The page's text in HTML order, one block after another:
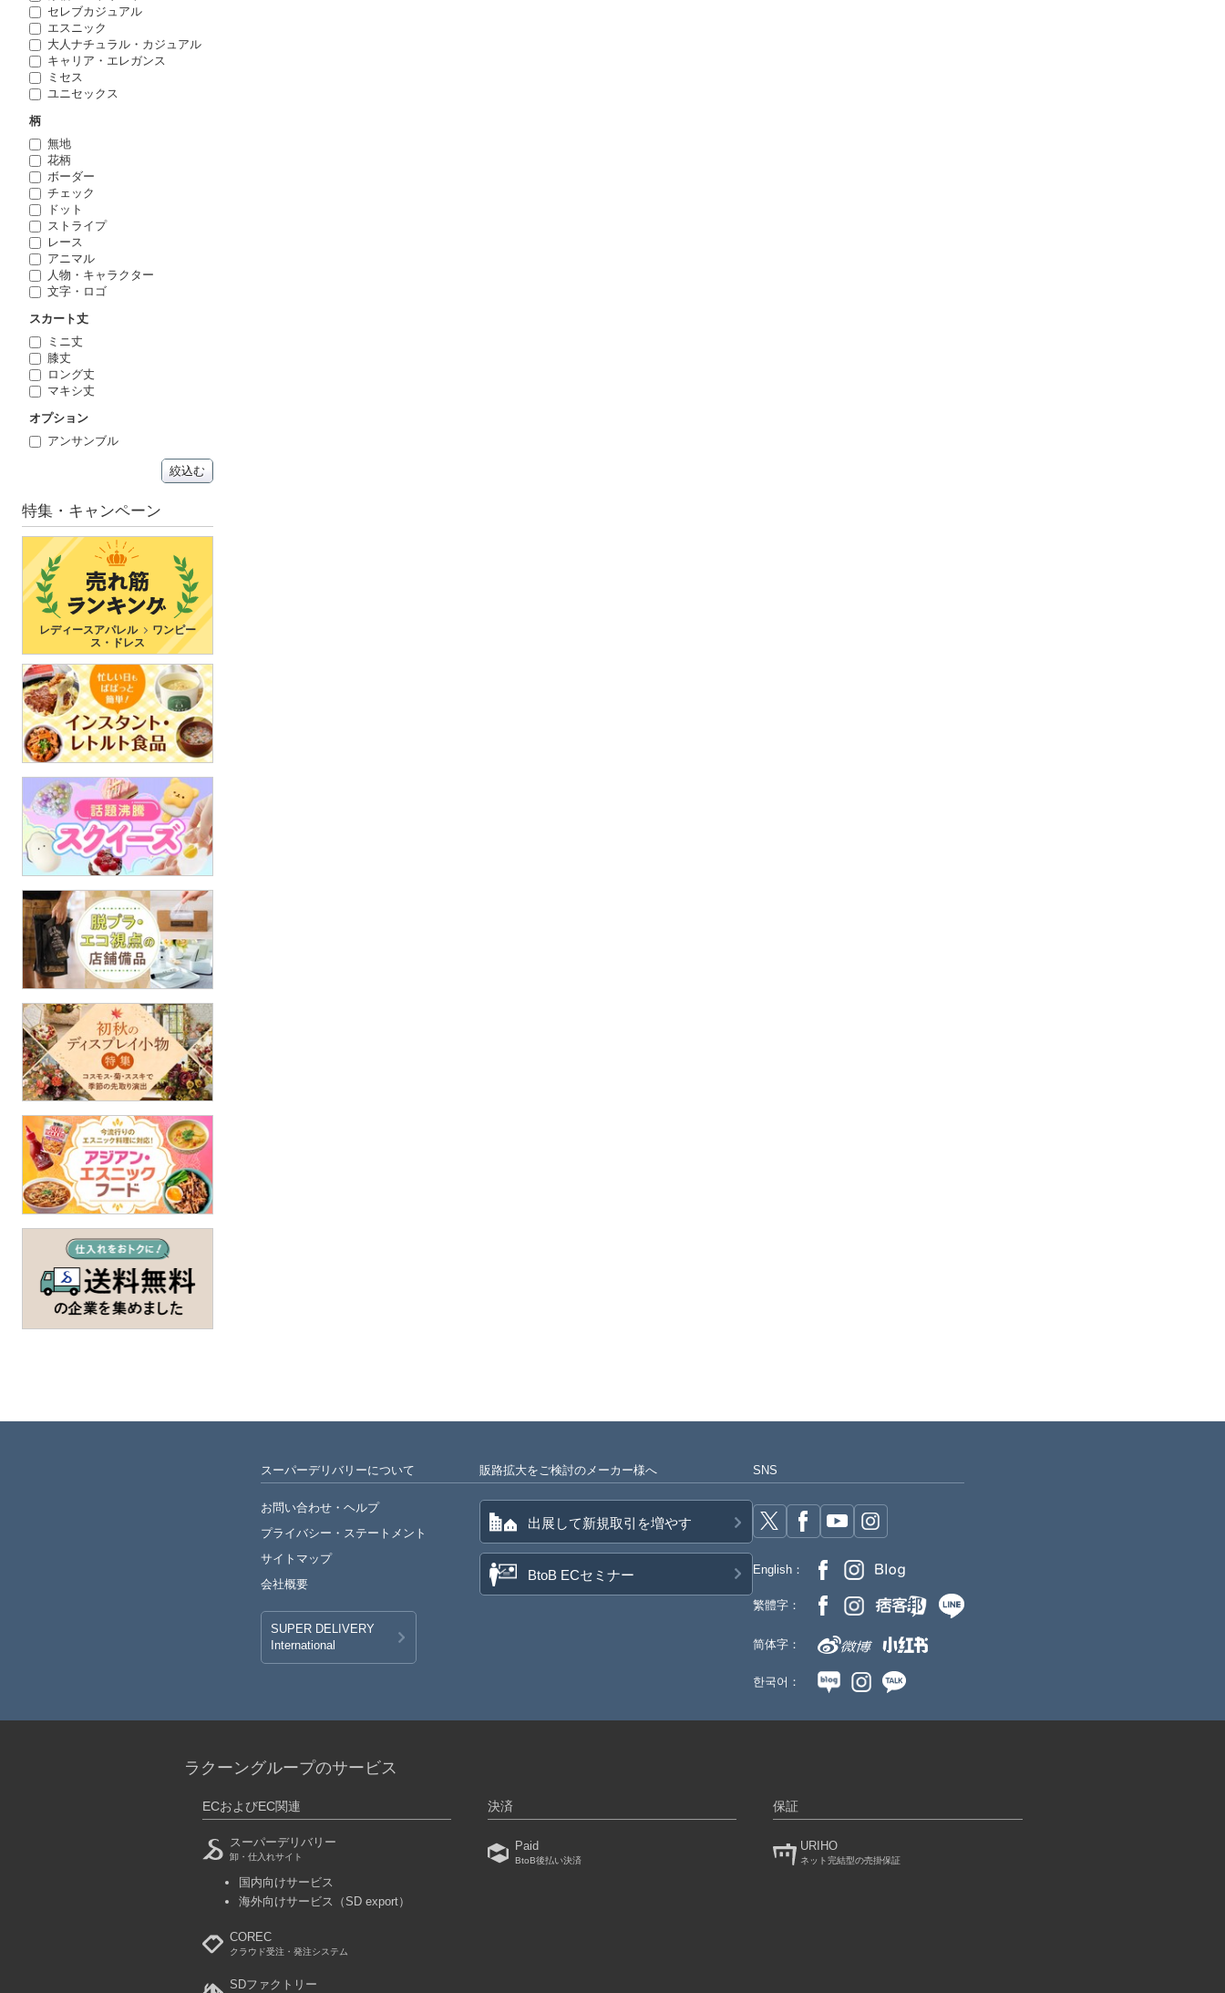
セレブカジュアル
エスニック
大人ナチュラル・カジュアル
キャリア・エレガンス
ミセス
ユニセックス
柄
無地
花柄
ボーダー
チェック
ドット
ストライプ
レース
アニマル
人物・キャラクター
文字・ロゴ
スカート丈
ミニ丈
膝丈
ロング丈
マキシ丈
オプション
アンサンブル
絞込む
特集・キャンペーン
レディースアパレル
ワンピー
ス・ドレス
スーパーデリバリーについて
お問い合わせ・ヘルプ
プライバシー・ ステートメント
サイトマップ
会社概要
SUPER DELIVERY
International
販路拡大をご検討のメーカー様へ
出展して新規取引を増やす
BtoB ECセミナー
SNS
English：
繁體字：
简体字：
한국어：
ラクーングループのサービス
ECおよびEC関連
スーパーデリバリー
卸・仕入れサイト
国内向けサービス
海外向けサービス
（SD export）
COREC
クラウド受注・発注システム
SDファクトリー
決済
Paid
BtoB後払い決済
保証
URIHO
ネット完結型の売掛保証